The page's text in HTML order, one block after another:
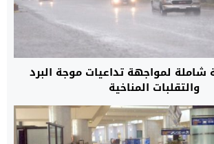
شاملة لمواجهة تداعيات موجة البرد
والتقلبات المناخية